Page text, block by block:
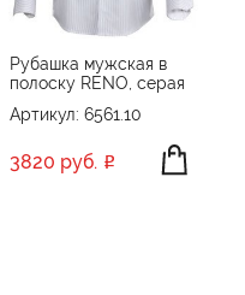
Рубашка мужская в
полоску RENO, серая
Артикул: 6561.10
3820 руб.